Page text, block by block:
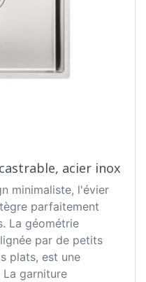
acier inox
minimaliste, l'évier
parfaitement
La géométrie
par de petits
plats, est une
garniture